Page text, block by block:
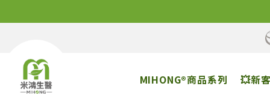
MIHONG®商品系列 💥新